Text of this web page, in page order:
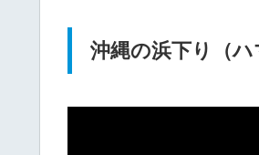
沖縄の浜下り（ハ